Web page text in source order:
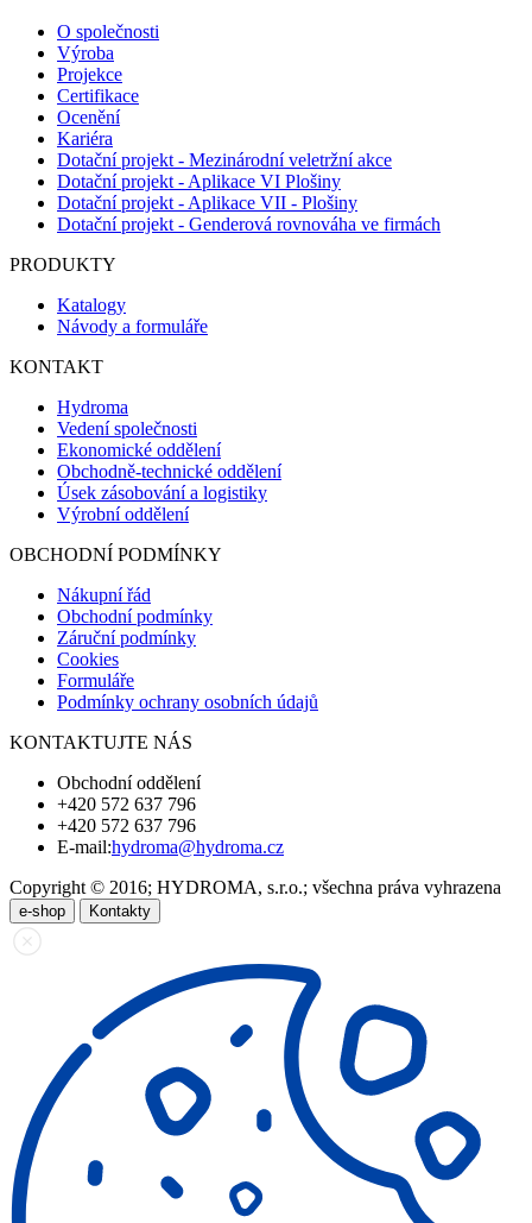
O společnosti
Výroba
Projekce
Certifikace
Ocenění
Kariéra
Dotační projekt - Mezinárodní veletržní akce
Dotační projekt - Aplikace VI Plošiny
Dotační projekt - Aplikace VII - Plošiny
Dotační projekt - Genderová rovnováha ve firmách
PRODUKTY
Katalogy
Návody a formuláře
KONTAKT
Hydroma
Vedení společnosti
Ekonomické oddělení
Obchodně-technické oddělení
Úsek zásobování a logistiky
Výrobní oddělení
OBCHODNÍ PODMÍNKY
Nákupní řád
Obchodní podmínky
Záruční podmínky
Cookies
Formuláře
Podmínky ochrany osobních údajů
KONTAKTUJTE NÁS
Obchodní oddělení
+420 572 637 796
+420 572 637 796
E-mail:hydroma@hydroma.cz
Copyright © 2016; HYDROMA, s.r.o.; všechna práva vyhrazena
e-shop Kontakty